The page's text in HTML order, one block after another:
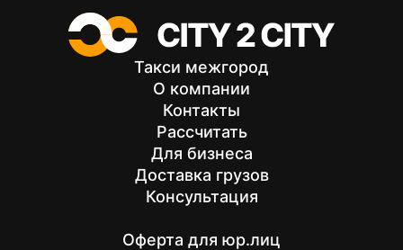
Такси межгород
О компании
Контакты
Рассчитать
Для бизнеса
Доставка грузов
Консультация
Оферта для юр.лиц